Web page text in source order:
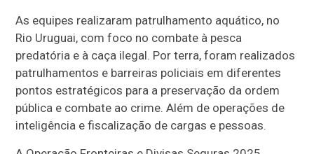
As equipes realizaram patrulhamento aquático, no
Rio Uruguai, com foco no combate à pesca
predatória e à caça ilegal. Por terra, foram realizados
patrulhamentos e barreiras policiais em diferentes
pontos estratégicos para a preservação da ordem
pública e combate ao crime. Além de operações de
inteligência e fiscalização de cargas e pessoas.